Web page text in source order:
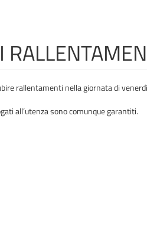
rallentamenti nella giornata di
all’utenza sono comunque garantiti.